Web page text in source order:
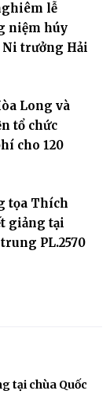
lễ
niệm húy
Ni trưởng Hải
Long và
tổ chức
cho 120
tọa Thích
giảng tại
PL.2570
tại chùa Quốc